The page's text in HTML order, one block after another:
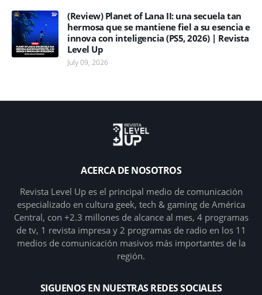
(Review) Planet of Lana II: una secuela tan
hermosa que se mantiene fiel a su esencia e
innova con inteligencia (PS5, 2026) | Revista
Level Up
July 09, 2026
ACERCA DE NOSOTROS
Revista Level Up es el principal medio de comunicación
especializado en cultura geek, tech & gaming de América
Central, con +2.3 millones de alcance al mes, 4 programas
de tv, 1 revista impresa y 2 programas de radio en los 11
medios de comunicación masivos más importantes de la
región.
SIGUENOS EN NUESTRAS REDES SOCIALES